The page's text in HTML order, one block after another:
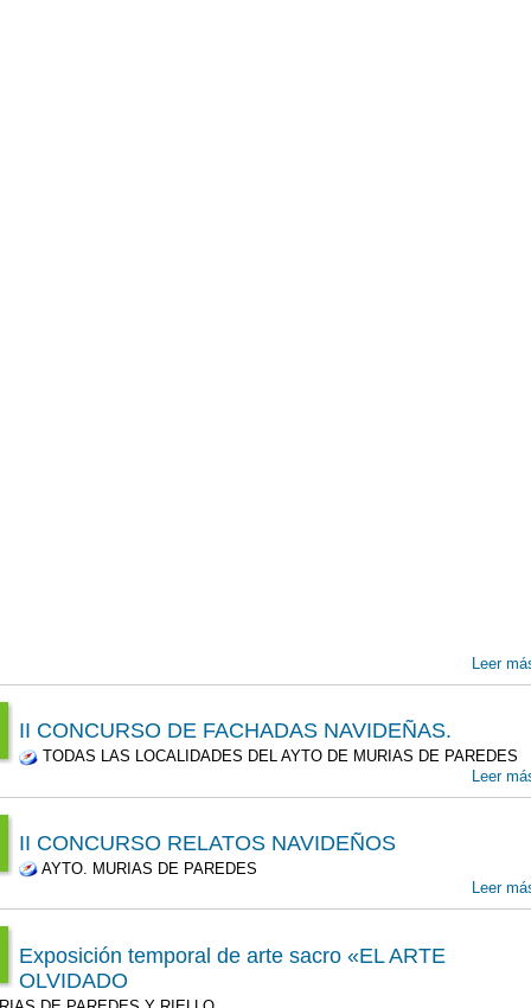
Leer
II CONCURSO DE FACHADAS NAVIDEÑAS.
TODAS LAS LOCALIDADES DEL AYTO DE MURIAS DE PAREDES
Leer
II CONCURSO RELATOS NAVIDEÑOS
AYTO. MURIAS DE PAREDES
Leer
Exposición temporal de arte sacro «EL ARTE
OLVIDADO